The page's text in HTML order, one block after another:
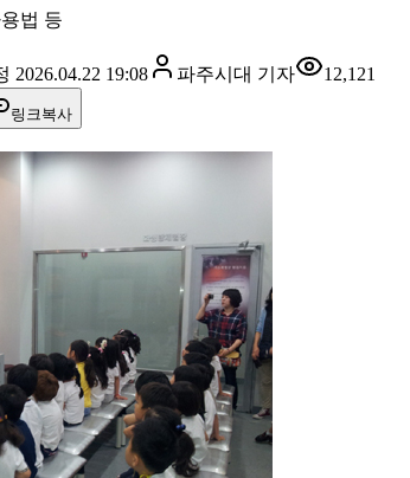
법 등
2026.04.22 19:08 파주시대 기자 12,121
링크복사